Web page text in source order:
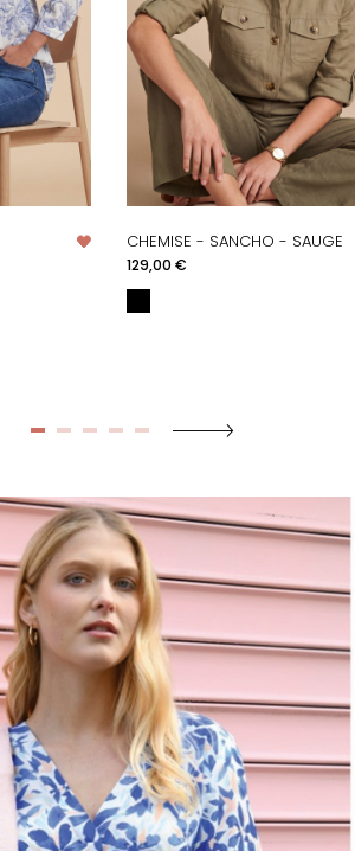
CHEMISE - SANCHO - SAUGE
Prix
129,00 €